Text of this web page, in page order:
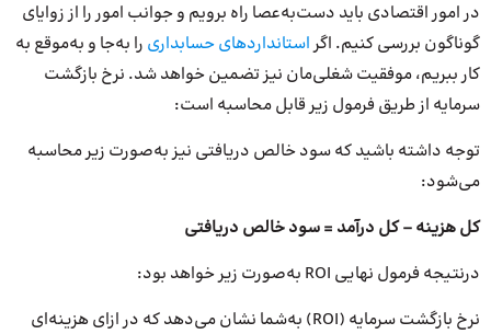
در امور اقتصادی باید دست‌به‌عصا راه برویم و جوانب امور را از زوایای
گوناگون بررسی کنیم. اگراستانداردهای حسابداری را به‌جا و به‌موقع به
کار ببریم، موفقیت شغلی‌مان نیز تضمین خواهد شد. نرخ بازگشت
سرمایه از طریق فرمول زیر قابل محاسبه است:
توجه داشته باشید که سود خالص دریافتی نیز به‌صورت زیر محاسبه
می‌شود:
کل هزینه – کل درآمد = سود خالص دریافتی
درنتیجه فرمول نهایی ROI به‌صورت زیر خواهد بود:
نرخ بازگشت سرمایه (ROI) به‌شما نشان می‌دهد که در ازای هزینه‌ای